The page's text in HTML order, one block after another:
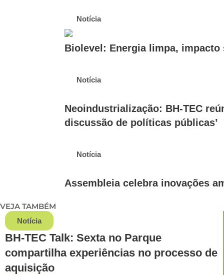
Notícia
Biolevel: Energia limpa,
Notícia
Neoindustrialização: BH-TEC
discussão de políticas públicas’
Notícia
Assembleia celebra inovações
VEJA TAMBÉM
Notícia
BH-TEC Talk: Sexta no Parque
compartilha experiências no processo de
aquisição